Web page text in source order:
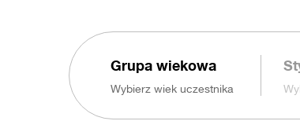
Grupa wiekowa
Wybierz wiek uczestnika